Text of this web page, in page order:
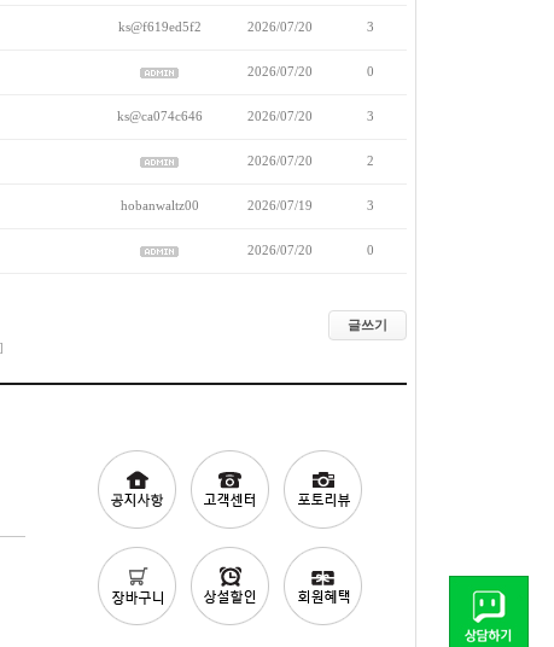
ks@f619ed5f2 2026/07/20 3
2026/07/20 0
ks@ca074c646 2026/07/20 3
2026/07/20 2
hobanwaltz00 2026/07/19 3
2026/07/20 0
글쓰기